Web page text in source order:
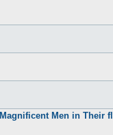
Men in Their